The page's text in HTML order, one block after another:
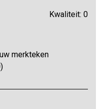
Kwaliteit: 0
merkteken